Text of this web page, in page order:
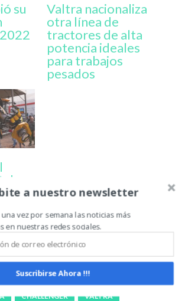
su
Valtra nacionaliza
otra línea de
tractores de alta
potencia ideales
para trabajos
pesados
CHALLENGER
VALTRA
a nuestro newsletter
vez por semana las noticias más
en nuestras redes sociales.
Suscribirse Ahora !!!